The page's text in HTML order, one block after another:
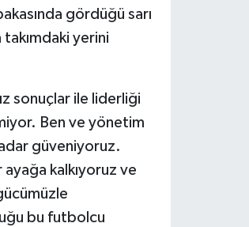
gördüğü sarı
yerini
sonuçlar ile liderliği
Ben ve yönetim
güveniyoruz.
kalkıyoruz ve
bu futbolcu